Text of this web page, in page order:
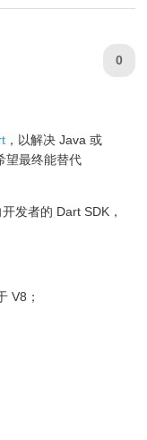
0
，以解决 Java 或
望最终能替代
发者的 Dart SDK，
V8；